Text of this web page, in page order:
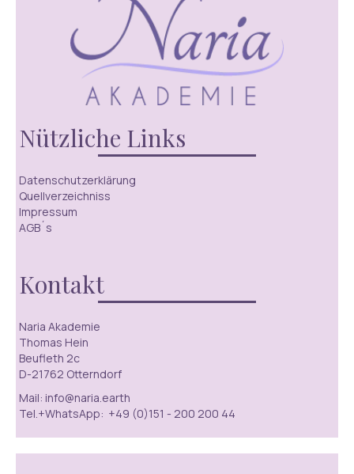
Nützliche Links
Datenschutzerklärung
Quellverzeichniss
Impressum
AGB´s
Kontakt
Naria Akademie
Thomas Hein
Beufleth 2c
D-21762 Otterndorf
Mail: info@naria.earth
Tel.+WhatsApp: +49 (0)151 - 200 200 44